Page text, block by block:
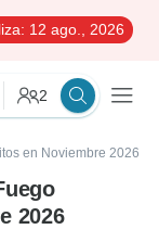
12 ago., 2026
2
en Noviembre 2026
2026